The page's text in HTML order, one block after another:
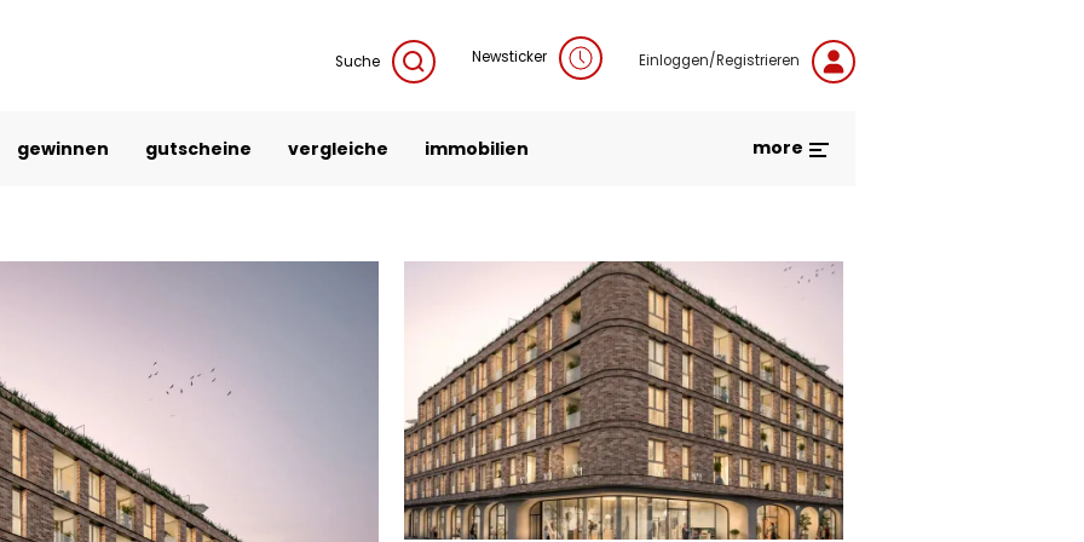
Suche Newsticker Einloggen/Registrieren
gewinnen gutscheine vergleiche immobilien more